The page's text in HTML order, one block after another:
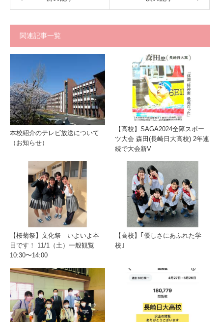
関連記事一覧
本校紹介のテレビ放送について
（お知らせ）
【高校】SAGA2024全障スポー
ツ大会 森田(長崎日大高校) 2年連
続で大会新V
【桜菊祭】文化祭 いよいよ本
日です！ 11/1（土）一般観覧
10:30〜14:00
【高校】｢優しさにあふれた学
校｣